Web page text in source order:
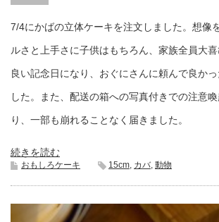
7/4にかばの立体ケーキを注文しました。想像
ルさと上手さに子供はもちろん、家族全員大喜
良い記念日になり、おぐにさんに頼んで良か
した。また、配送の箱への写真付きでの注意
り、一部も崩れることなく届きました。
続きを読む
おもしろケーキ 15cm, カバ, 動物